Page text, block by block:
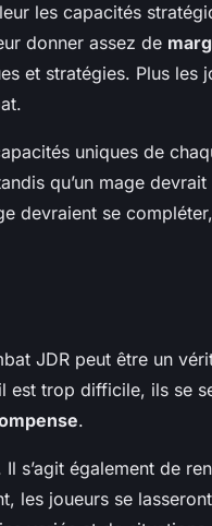
les capacités
donner assez de
et stratégies. Plus les
uniques de
qu’un mage
devraient se
JDR peut être un
est trop difficile, ils se
.
s’agit également de
les joueurs se